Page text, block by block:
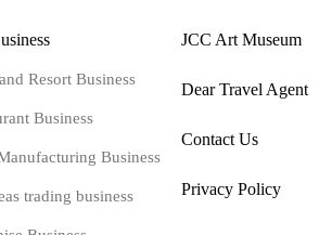
Resort Business
Business
Business
trading business
JCC Art Museum
Dear Travel Agent
Contact Us
Privacy Policy